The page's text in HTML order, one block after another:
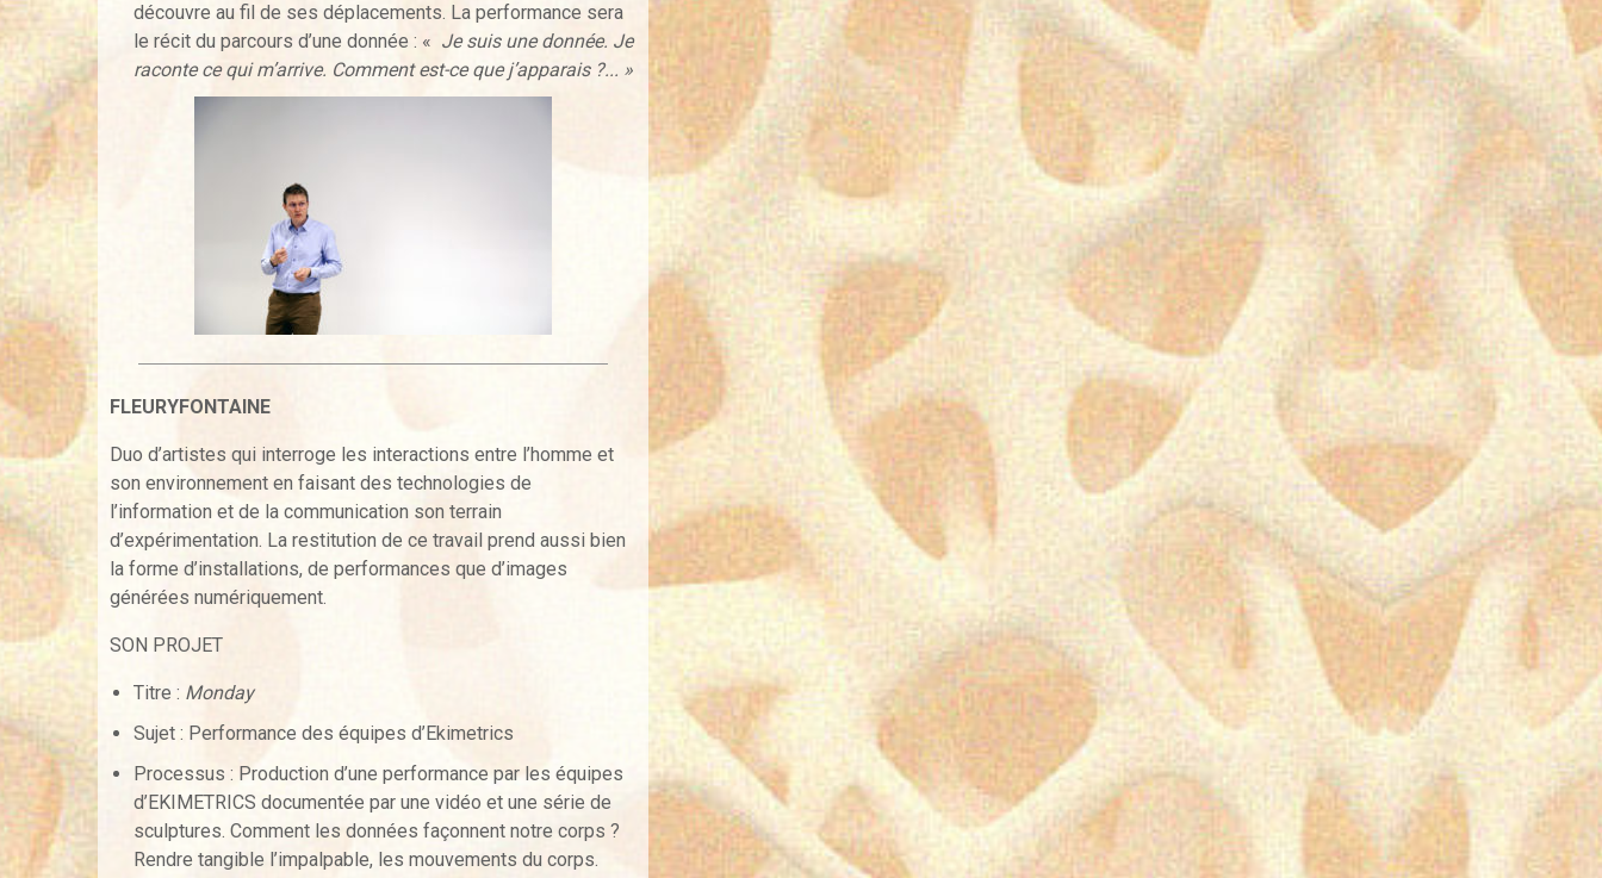
découvre au fil de ses déplacements. La performance sera
le récit du parcours d’une donnée : « Je suis une donnée. Je
raconte ce qui m’arrive. Comment est-ce que j’apparais ?... »
FLEURYFONTAINE
Duo d’artistes qui interroge les interactions entre l’homme et
son environnement en faisant des technologies de
l’information et de la communication son terrain
d’expérimentation. La restitution de ce travail prend aussi bien
la forme d’installations, de performances que d’images
générées numériquement.
SON PROJET
Titre : Monday
Sujet : Performance des équipes d’Ekimetrics
Processus : Production d’une performance par les équipes
d’EKIMETRICS documentée par une vidéo et une série de
sculptures. Comment les données façonnent notre corps ?
Rendre tangible l’impalpable, les mouvements du corps.
[APPEL À CANDIDATURES]
RÉSIDENCE FRANÇOISE X
CITÉ DES ARTS
9 juillet 2026
FIN DE LA PREMIÈRE
ÉDITION DE LA RÉSIDENCE
ART, SOCIÉTÉ ET
PSYCHIATRIE
28 avril 2026